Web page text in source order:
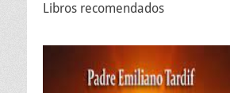
Libros recomendados